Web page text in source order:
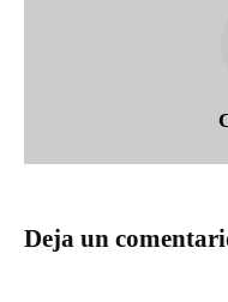
Deja un